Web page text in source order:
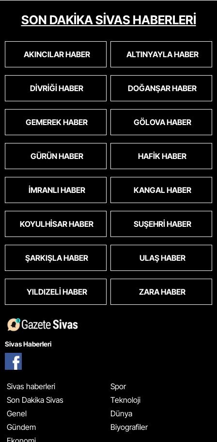
SON DAKİKA SİVAS HABERLERİ
AKINCILAR HABER ALTINYAYLA HABER
DIVRIĞI HABER DOĞANŞAR HABER
GEMEREK HABER GÖLOVA HABER
GÜRÜN HABER HAFIK HABER
İMRANLI HABER KANGAL HABER
KOYULHISAR HABER SUŞEHRI HABER
ŞARKIŞLA HABER ULAŞ HABER
YILDIZELI HABER ZARA HABER
Sivas Haberleri
Sivas haberleri
Son Dakika Sivas
Genel
Gündem
Spor
Teknoloji
Dünya
Biyografiler